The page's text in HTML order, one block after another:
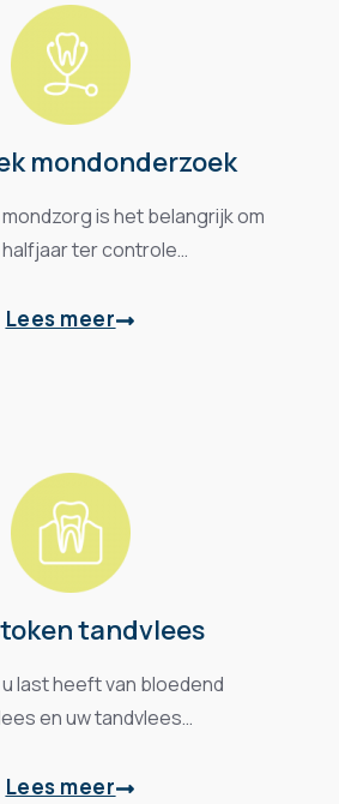
mondonderzoek
is het belangrijk om
ter controle…
Lees meer
tandvlees
last heeft van bloedend
en uw tandvlees…
Lees meer